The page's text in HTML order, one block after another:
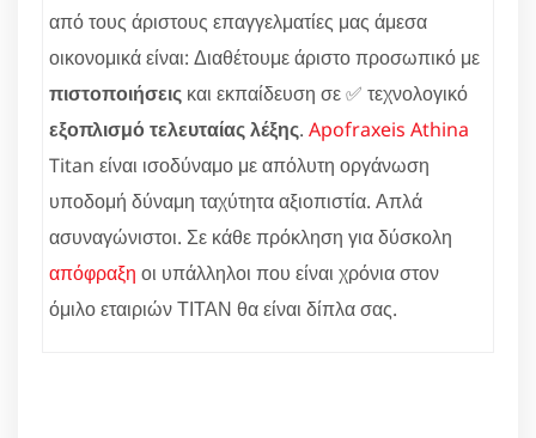
από τους άριστους επαγγελματίες μας άμεσα
οικονομικά είναι: Διαθέτουμε άριστο προσωπικό με
πιστοποιήσεις και εκπαίδευση σε ✅ τεχνολογικό
εξοπλισμό τελευταίας λέξης. Apofraxeis Athina
Titan είναι ισοδύναμο με απόλυτη οργάνωση
υποδομή δύναμη ταχύτητα αξιοπιστία. Απλά
ασυναγώνιστοι. Σε κάθε πρόκληση για δύσκολη
απόφραξη οι υπάλληλοι που είναι χρόνια στον
όμιλο εταιριών ΤΙΤΑΝ θα είναι δίπλα σας.